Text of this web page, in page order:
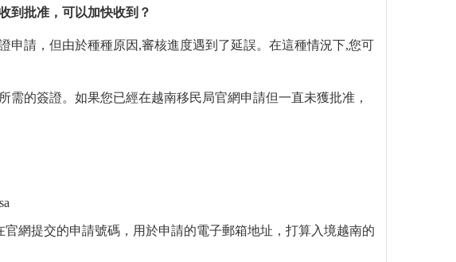
到批准，可以加快收到？
申請，但由於種種原因,審核進度遇到了延誤。在這種情況下,您可
需的簽證。如果您已經在越南移民局官網申請但一直未獲批准，
官網提交的申請號碼，用於申請的電子郵箱地址，打算入境越南的